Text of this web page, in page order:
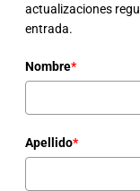
actualizaciones
entrada.
Nombre*
Apellido*